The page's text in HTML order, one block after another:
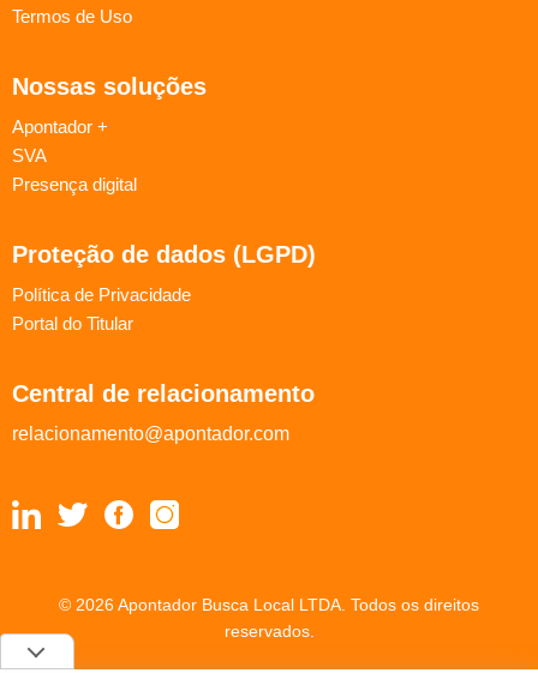
Termos de Uso
Nossas soluções
Apontador +
SVA
Presença digital
Proteção de dados (LGPD)
Política de Privacidade
Portal do Titular
Central de relacionamento
relacionamento@apontador.com
© 2026 Apontador Busca Local LTDA. Todos os direitos
reservados.